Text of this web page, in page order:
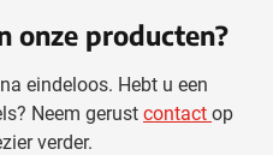
onze producten?
eindeloos. Hebt u een
Neem gerust contact op
verder.